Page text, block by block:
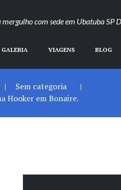
mergulho com sede em Ubatuba SP
GALERIA VIAGENS BLOG
Sem categoria
Hooker em Bonaire.